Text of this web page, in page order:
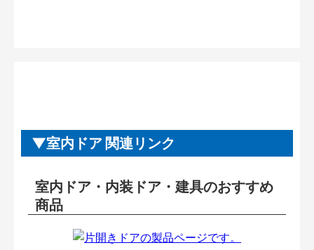
室内ドア 関連リンク
室内ドア・内装ドア・建具のおすすめ
商品